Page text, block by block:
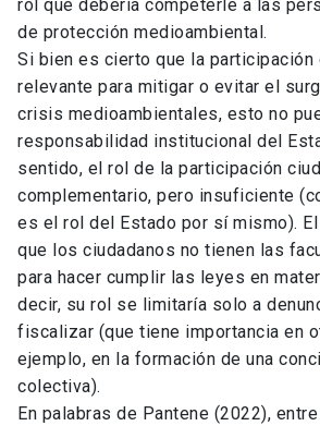
rol que debería competerle a las
de protección medioambiental.
Si bien es cierto que la participación
relevante para mitigar o evitar el
crisis medioambientales, esto no
responsabilidad institucional del
sentido, el rol de la participación
complementario, pero insuficiente
es el rol del Estado por sí mismo).
que los ciudadanos no tienen las
para hacer cumplir las leyes en
decir, su rol se limitaría solo a
fiscalizar (que tiene importancia en
ejemplo, en la formación de una
colectiva).
En palabras de Pantene (2022),